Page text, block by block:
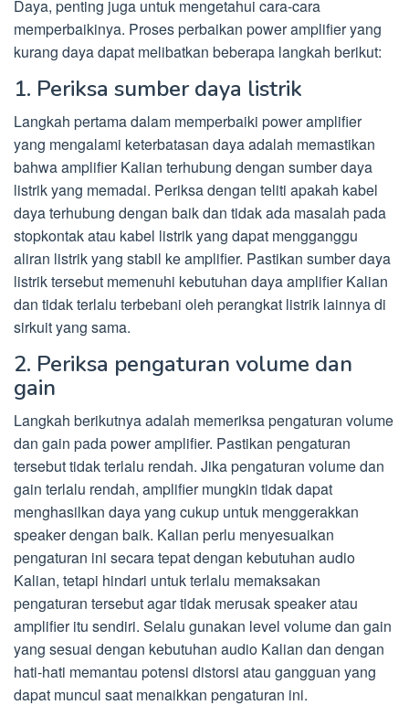
Daya, penting juga untuk mengetahui cara-cara
memperbaikinya. Proses perbaikan power amplifier yang
kurang daya dapat melibatkan beberapa langkah berikut:
1. Periksa sumber daya listrik
Langkah pertama dalam memperbaiki power amplifier
yang mengalami keterbatasan daya adalah memastikan
bahwa amplifier Kalian terhubung dengan sumber daya
listrik yang memadai. Periksa dengan teliti apakah kabel
daya terhubung dengan baik dan tidak ada masalah pada
stopkontak atau kabel listrik yang dapat mengganggu
aliran listrik yang stabil ke amplifier. Pastikan sumber daya
listrik tersebut memenuhi kebutuhan daya amplifier Kalian
dan tidak terlalu terbebani oleh perangkat listrik lainnya di
sirkuit yang sama.
2. Periksa pengaturan volume dan
gain
Langkah berikutnya adalah memeriksa pengaturan volume
dan gain pada power amplifier. Pastikan pengaturan
tersebut tidak terlalu rendah. Jika pengaturan volume dan
gain terlalu rendah, amplifier mungkin tidak dapat
menghasilkan daya yang cukup untuk menggerakkan
speaker dengan baik. Kalian perlu menyesuaikan
pengaturan ini secara tepat dengan kebutuhan audio
Kalian, tetapi hindari untuk terlalu memaksakan
pengaturan tersebut agar tidak merusak speaker atau
amplifier itu sendiri. Selalu gunakan level volume dan gain
yang sesuai dengan kebutuhan audio Kalian dan dengan
hati-hati memantau potensi distorsi atau gangguan yang
dapat muncul saat menaikkan pengaturan ini.